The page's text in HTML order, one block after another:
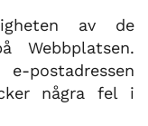
av de
Webbplatsen.
postadressen
några fel i